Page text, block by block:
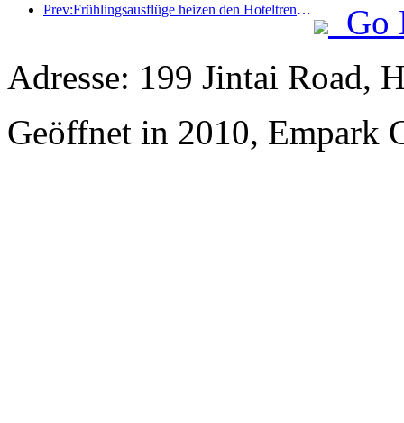
Prev:Frühlingsausflüge heizen den Hoteltrend auf und ist nun die nächste kritische Periode für Hotelinvestitionen?
Go
Adresse: 199 Jintai Road,
Geöffnet in 2010, Empark